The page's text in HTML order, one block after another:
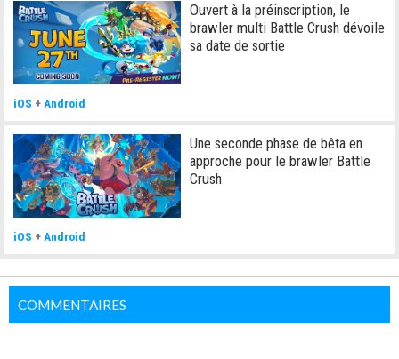
Ouvert à la préinscription, le
brawler multi Battle Crush dévoile
sa date de sortie
iOS + Android
Une seconde phase de bêta en
approche pour le brawler Battle
Crush
iOS +Android
COMMENTAIRES